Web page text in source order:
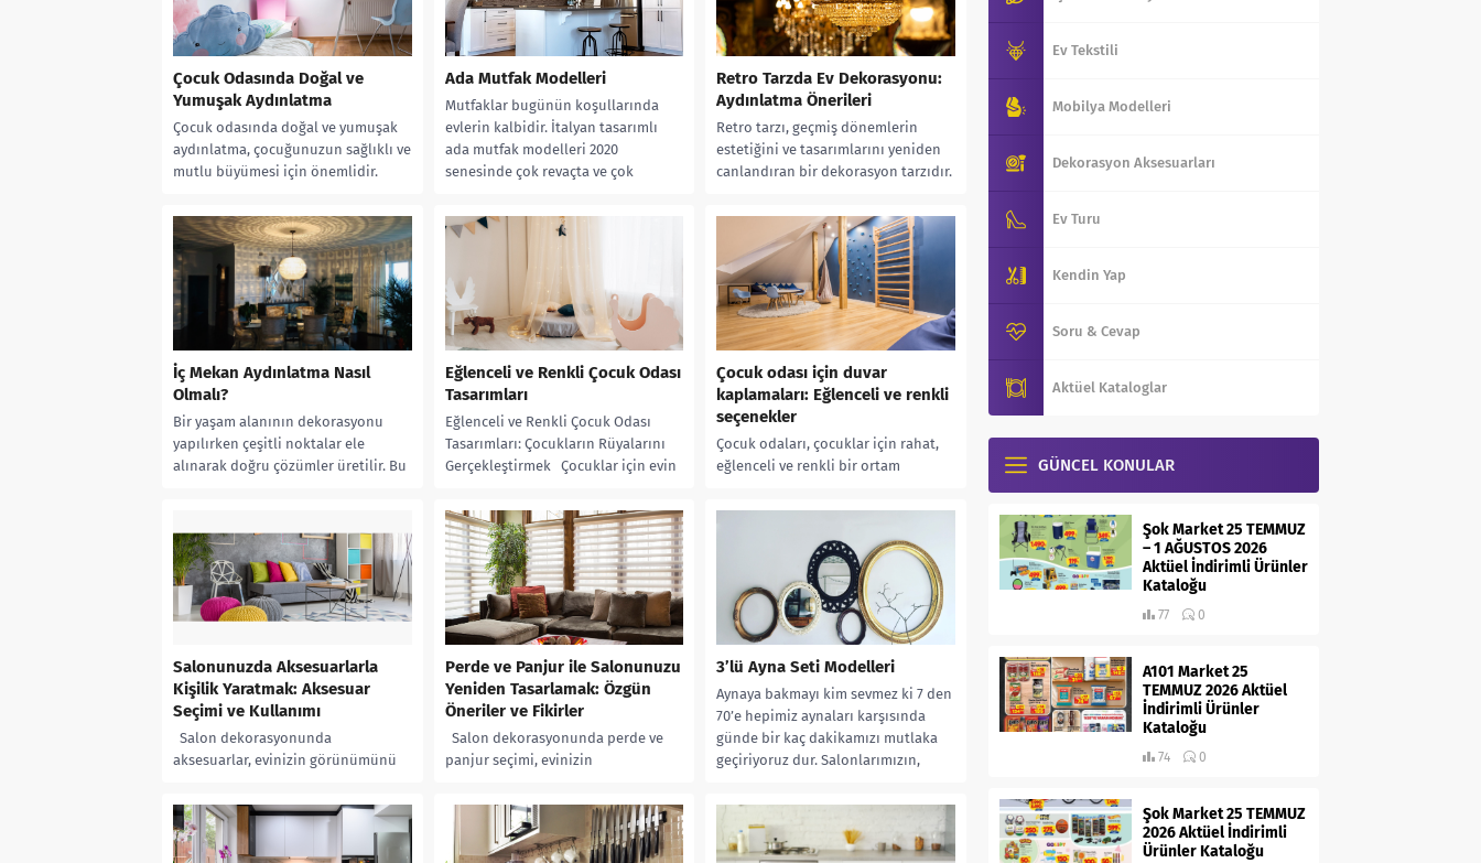
Çocuk Odasında Doğal ve
Yumuşak Aydınlatma
Çocuk odasında doğal ve yumuşak
aydınlatma, çocuğunuzun sağlıklı ve
mutlu büyümesi için önemlidir.
çocuğunuzun gün içi ve...
Ada Mutfak Modelleri
Mutfaklar bugünün koşullarında
evlerin kalbidir. İtalyan tasarımlı
ada mutfak modelleri 2020
senesinde çok revaçta ve çok
Retro Tarzda Ev Dekorasyonu:
Aydınlatma Önerileri
Retro tarzı, geçmiş dönemlerin
estetiğini ve tasarımlarını yeniden
canlandıran bir dekorasyon tarzıdır.
aydınlatma seçimleri de...
İç Mekan Aydınlatma Nasıl
Olmalı?
Bir yaşam alanının dekorasyonu
yapılırken çeşitli noktalar ele
alınarak doğru çözümler üretilir. Bu
tablolar,...
Eğlenceli ve Renkli Çocuk Odası
Tasarımları
Eğlenceli ve Renkli Çocuk Odası
Tasarımları: Çocukların Rüyalarını
Gerçekleştirmek Çocuklar için evin
odaların tasarımı,...
Çocuk odası için duvar
kaplamaları: Eğlenceli ve renkli
seçenekler
Çocuk odaları, çocuklar için rahat,
eğlenceli ve renkli bir ortam
tasarlanmıştır. Duvar kaplamaları,
Salonunuzda Aksesuarlarla
Kişilik Yaratmak: Aksesuar
Seçimi ve Kullanımı
Salon dekorasyonunda
aksesuarlar, evinizin görünümünü
önemlidir. Aksesuarlar, oda içindeki
mevcut renkleri ve tarzı
vurgulamakta, boş...
Perde ve Panjur ile Salonunuzu
Yeniden Tasarlamak: Özgün
Öneriler ve Fikirler
Salon dekorasyonunda perde ve
panjur seçimi, evinizin
parçasıdır. Doğru seçim yaparsanız,
evinizin iç mekanını daha rahat,...
3’lü Ayna Seti Modelleri
Aynaya bakmayı kim sevmez ki 7 den
70’e hepimiz aynaları karşısında
günde bir kaç dakikamızı mutlaka
geçiriyoruz dur. Salonlarımızın,
Ev Tekstili
Mobilya Modelleri
Dekorasyon Aksesuarları
Ev Turu
Kendin Yap
Soru & Cevap
Aktüel Kataloglar
GÜNCEL KONULAR
Şok Market 25 TEMMUZ
– 1 AĞUSTOS 2026
Aktüel İndirimli Ürünler
Kataloğu
77 0
A101 Market 25
TEMMUZ 2026 Aktüel
İndirimli Ürünler
Kataloğu
74 0
Şok Market 25 TEMMUZ
2026 Aktüel İndirimli
Ürünler Kataloğu